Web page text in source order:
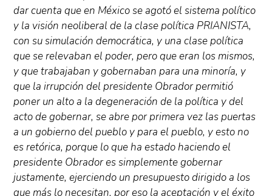
dar cuenta que en México se agotó el sistema político
y la visión neoliberal de la clase política PRIANISTA,
con su simulación democrática, y una clase política
que se relevaban el poder, pero que eran los mismos,
y que trabajaban y gobernaban para una minoría, y
que la irrupción del presidente Obrador permitió
poner un alto a la degeneración de la política y del
acto de gobernar, se abre por primera vez las puertas
a un gobierno del pueblo y para el pueblo, y esto no
es retórica, porque lo que ha estado haciendo el
presidente Obrador es simplemente gobernar
justamente, ejerciendo un presupuesto dirigido a los
que más lo necesitan, por eso la aceptación y el éxito